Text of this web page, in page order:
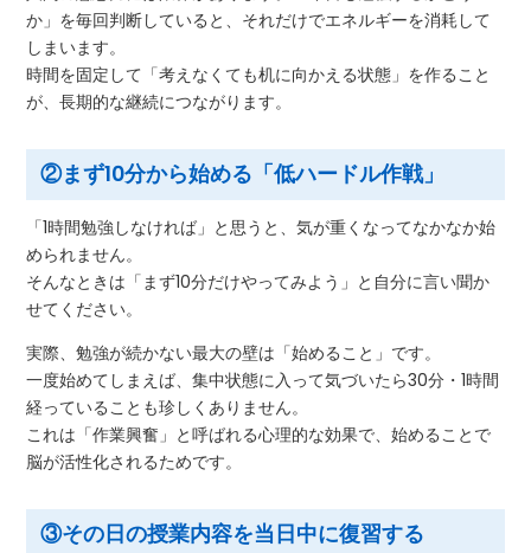
か」を毎回判断していると、それだけでエネルギーを消耗して
しまいます。
時間を固定して「考えなくても机に向かえる状態」を作ること
が、長期的な継続につながります。
②まず10分から始める「低ハードル作戦」
「1時間勉強しなければ」と思うと、気が重くなってなかなか始
められません。
そんなときは「まず10分だけやってみよう」と自分に言い聞か
せてください。
実際、勉強が続かない最大の壁は「始めること」です。
一度始めてしまえば、集中状態に入って気づいたら30分・1時間
経っていることも珍しくありません。
これは「作業興奮」と呼ばれる心理的な効果で、始めることで
脳が活性化されるためです。
③その日の授業内容を当日中に復習する